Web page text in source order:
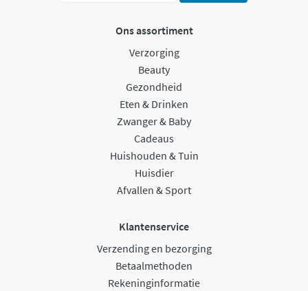
Ons assortiment
Verzorging
Beauty
Gezondheid
Eten & Drinken
Zwanger & Baby
Cadeaus
Huishouden & Tuin
Huisdier
Afvallen & Sport
Klantenservice
Verzending en bezorging
Betaalmethoden
Rekeninginformatie